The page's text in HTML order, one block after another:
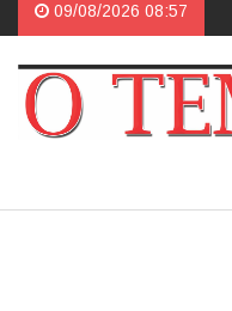
09/08/2026 08:57